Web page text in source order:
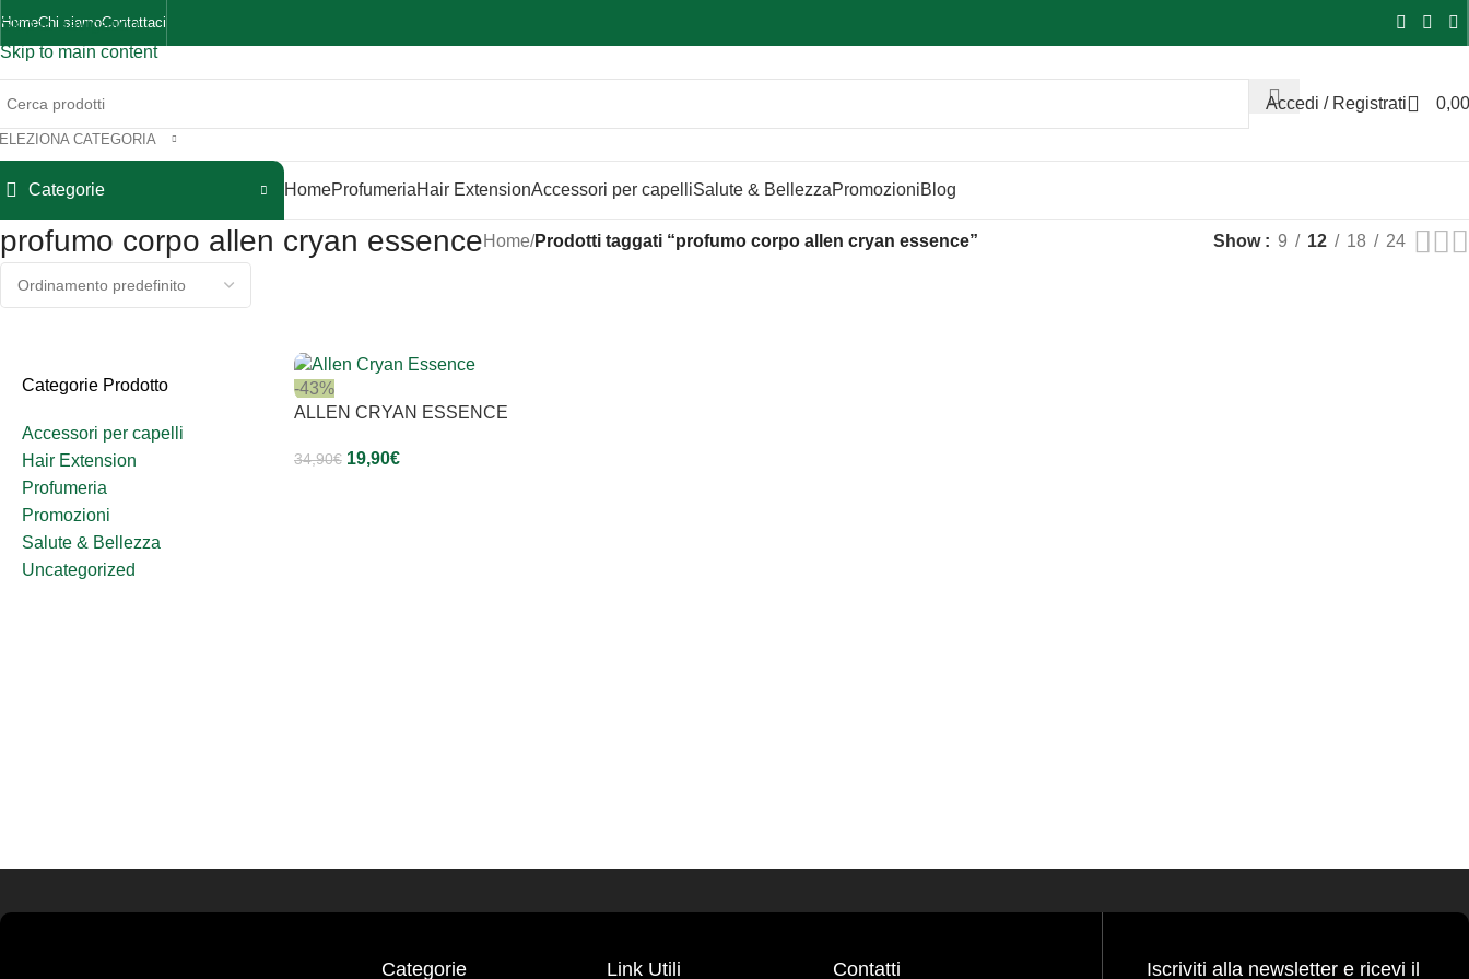
Skip to navigation
Skip to main content
HomeChi siamoContattaci
CATEGORIA
Accedi / Registrati 0,00
Categorie HomeProfumeriaHair ExtensionAccessori per capelliSalute & BellezzaPromozioniBlog
profumo corpo allen cryan essenceHome/Prodotti taggati “profumo corpo allen cryan essence” Show 9 12 18 24
Categorie Prodotto
Accessori per capelli
Hair Extension
Profumeria
Promozioni
Salute & Bellezza
Uncategorized
-43%
ALLEN CRYAN ESSENCE
34,90€ 19,90€
Categorie Link Utili Contatti Iscriviti alla newsletter e ricevi il